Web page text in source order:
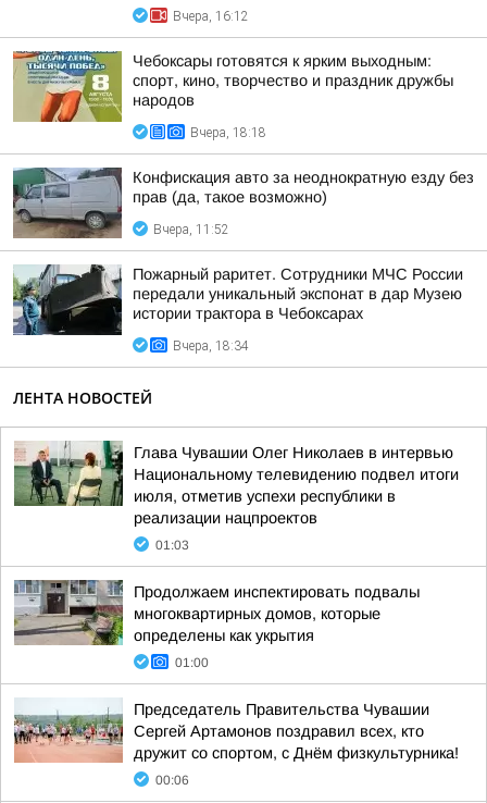
Вчера, 16:12
Чебоксары готовятся к ярким выходным:
спорт, кино, творчество и праздник дружбы
народов
Вчера, 18:18
Конфискация авто за неоднократную езду без
прав (да, такое возможно)
Вчера, 11:52
Пожарный раритет. Сотрудники МЧС России
передали уникальный экспонат в дар Музею
истории трактора в Чебоксарах
Вчера, 18:34
ЛЕНТА НОВОСТЕЙ
Глава Чувашии Олег Николаев в интервью
Национальному телевидению подвел итоги
июля, отметив успехи республики в
реализации нацпроектов
01:03
Продолжаем инспектировать подвалы
многоквартирных домов, которые
определены как укрытия
01:00
Председатель Правительства Чувашии
Сергей Артамонов поздравил всех, кто
дружит со спортом, с Днём физкультурника!
00:06